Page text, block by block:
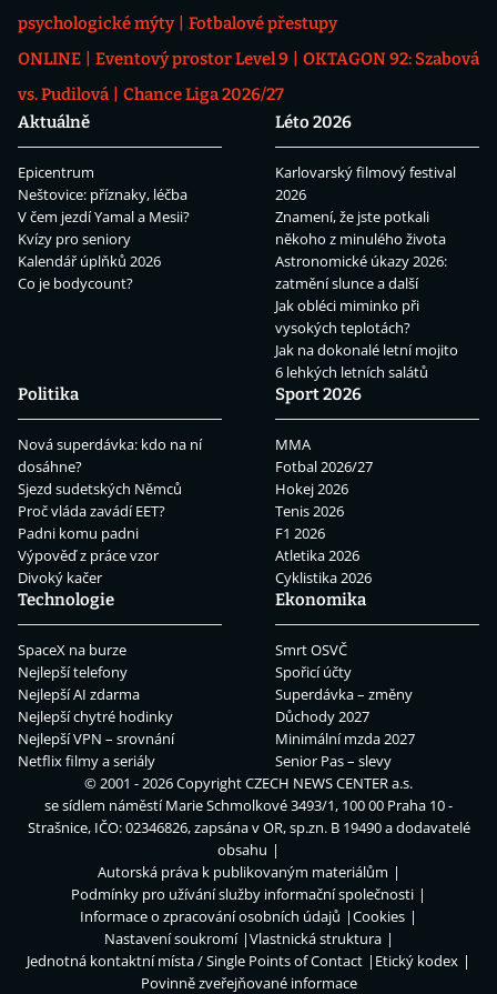
psychologické mýty
Fotbalové přestupy
ONLINE
Eventový prostor Level 9
OKTAGON 92: Szabová
vs. Pudilová
Chance Liga 2026/27
Aktuálně
Epicentrum
Neštovice: příznaky, léčba
V čem jezdí Yamal a Mesii?
Kvízy pro seniory
Kalendář úplňků 2026
Co je bodycount?
Léto 2026
Karlovarský filmový festival
2026
Znamení, že jste potkali
někoho z minulého života
Astronomické úkazy 2026:
zatmění slunce a další
Jak obléci miminko při
vysokých teplotách?
Jak na dokonalé letní mojito
6 lehkých letních salátů
Politika
Nová superdávka: kdo na ní
dosáhne?
Sjezd sudetských Němců
Proč vláda zavádí EET?
Padni komu padni
Výpověď z práce vzor
Divoký kačer
Sport 2026
MMA
Fotbal 2026/27
Hokej 2026
Tenis 2026
F1 2026
Atletika 2026
Cyklistika 2026
Technologie
SpaceX na burze
Nejlepší telefony
Nejlepší AI zdarma
Nejlepší chytré hodinky
Nejlepší VPN – srovnání
Netflix filmy a seriály
Ekonomika
Smrt OSVČ
Spořicí účty
Superdávka – změny
Důchody 2027
Minimální mzda 2027
Senior Pas – slevy
© 2001 - 2026 CopyrightCZECH NEWS CENTER a.s.
se sídlem náměstí Marie Schmolkové 3493/1, 100 00 Praha 10 -
Strašnice, IČO: 02346826, zapsána v OR, sp.zn. B 19490 a dodavatelé
obsahu
Autorská práva k publikovaným materiálům
Podmínky pro užívání služby informační společnosti
Informace o zpracování osobních údajů
Cookies
Nastavení soukromí
Vlastnická struktura
Jednotná kontaktní místa / Single Points of Contact
Etický kodex
Povinně zveřejňované informace